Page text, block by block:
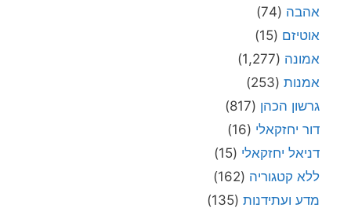
אהבה (74)
אוטיזם (15)
אמונה (1,277)
אמנות (253)
גרשון הכהן (817)
דור יחזקאלי (16)
דניאל יחזקאלי (15)
ללא קטגוריה (162)
מדע ועתידנות (135)